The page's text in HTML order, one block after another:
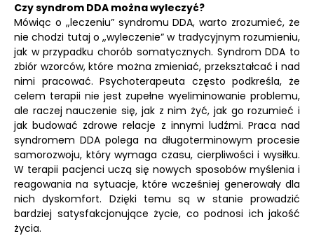
Czy syndrom DDA można wyleczyć?
Mówiąc o „leczeniu” syndromu DDA, warto zrozumieć, że
nie chodzi tutaj o „wyleczenie” w tradycyjnym rozumieniu,
jak w przypadku chorób somatycznych. Syndrom DDA to
zbiór wzorców, które można zmieniać, przekształcać i nad
nimi pracować. Psychoterapeuta często podkreśla, że
celem terapii nie jest zupełne wyeliminowanie problemu,
ale raczej nauczenie się, jak z nim żyć, jak go rozumieć i
jak budować zdrowe relacje z innymi ludźmi. Praca nad
syndromem DDA polega na długoterminowym procesie
samorozwoju, który wymaga czasu, cierpliwości i wysiłku.
W terapii pacjenci uczą się nowych sposobów myślenia i
reagowania na sytuacje, które wcześniej generowały dla
nich dyskomfort. Dzięki temu są w stanie prowadzić
bardziej satysfakcjonujące życie, co podnosi ich jakość
życia.